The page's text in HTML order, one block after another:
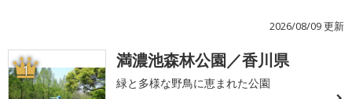
2026/08/09 更新
1 満濃池森林公園／香川県
緑と多様な野鳥に恵まれた公園